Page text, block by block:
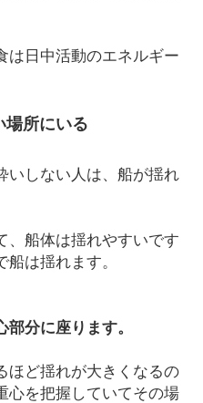
は日中活動のエネルギー
場所にいる
いしない人は、船が揺れ
、船体は揺れやすいです
は揺れます。
部分に座ります。
ほど揺れが大きくなるの
心を把握していてその場